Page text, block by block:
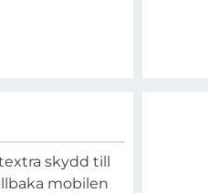
skydd till
mobilen